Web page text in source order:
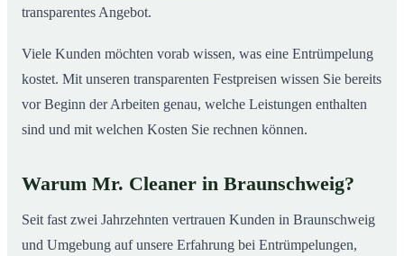
transparentes Angebot.
Viele Kunden möchten vorab wissen, was eine Entrümpelung
kostet. Mit unseren transparenten Festpreisen wissen Sie bereits
vor Beginn der Arbeiten genau, welche Leistungen enthalten
sind und mit welchen Kosten Sie rechnen können.
Warum Mr. Cleaner in Braunschweig?
Seit fast zwei Jahrzehnten vertrauen Kunden in Braunschweig
und Umgebung auf unsere Erfahrung bei Entrümpelungen,